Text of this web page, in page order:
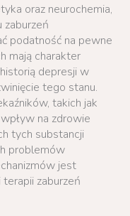
oraz neurochemia,
zaburzeń
podatność na pewne
mają charakter
depresji w
tego stanu.
takich jak
na zdrowie
tych substancji
problemów
jest
zaburzeń